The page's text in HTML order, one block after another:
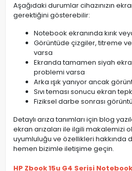
Aşağıdaki durumlar cihazınızın
gerektiğini gösterebilir:
Notebook ekranında kırık
Görüntüde çizgiler, titreme
varsa
Ekranda tamamen siyah
problemi varsa
Arka ışık yanıyor ancak
Sıvı teması sonucu ekran
Fiziksel darbe sonrası
Detaylı arıza tanımları için blog
ekran arızaları ile ilgili makalemizi
uyumluluğu ve özellikleri hakkında
hemen bizimle iletişime geçin.
HP Zbook 15u G4 Serisi